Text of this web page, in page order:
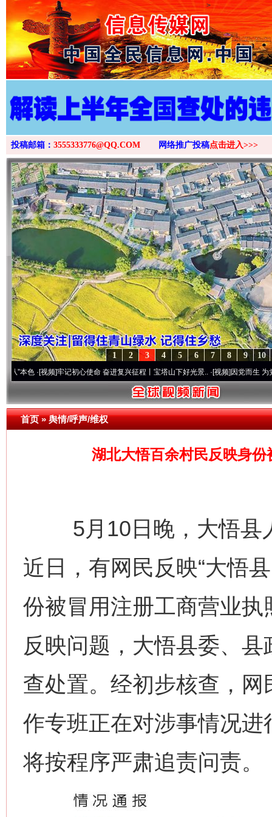
>
投稿邮箱： 3555333776@QQ.COM 网络推广投稿点击进入>>>
10
9
8
7
6
5
4
3
2
1
视频]牢记初心使命 奋进复兴征程丨宝塔山下好光景..·[视频]因党而生 为党而战——
首页»舆情/呼声/维权
湖北大悟百余村民反映身
5月10日晚，大悟县
近日，有网民反映“大悟
份被冒用注册工商营业执
反映问题，大悟县委、
查处置。经初步核查，
作专班正在对涉事情况
将按程序严肃追责问责。